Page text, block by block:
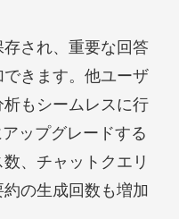
され、重要な回答
きます。他ユーザ
もシームレスに行
ップグレードする
、チャットクエリ
の生成回数も増加